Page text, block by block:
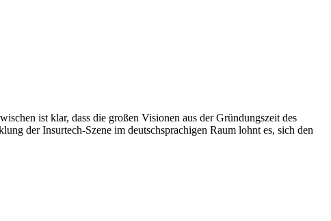
ist klar, dass die großen Visionen aus der Gründungszeit des
der Insurtech-Szene im deutschsprachigen Raum lohnt es, sich den